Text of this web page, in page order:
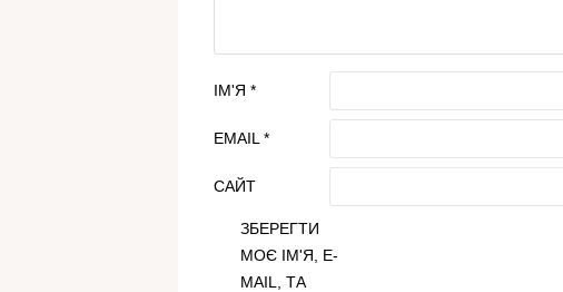
ІМ'Я *
EMAIL *
САЙТ
ЗБЕРЕГТИ
МОЄ ІМ'Я, E-
MAIL, ТА